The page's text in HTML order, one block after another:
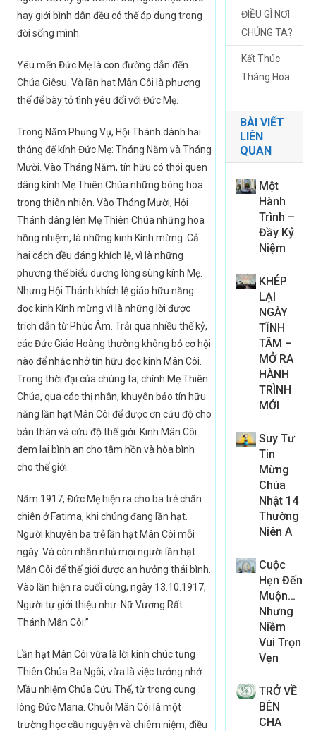
hay giới bình dân đều có thể áp dụng trong
đời sống mình.
Yêu mến Đức Mẹ là con đường dẫn đến
Chúa Giêsu. Và lần hạt Mân Côi là phương
thế để bày tỏ tình yêu đối với Đức Mẹ.
Trong Năm Phụng Vụ, Hội Thánh dành hai
tháng để kính Đức Mẹ: Tháng Năm và Tháng
Mười. Vào Tháng Năm, tín hữu có thói quen
dâng kính Mẹ Thiên Chúa những bông hoa
trong thiên nhiên. Vào Tháng Mười, Hội
Thánh dâng lên Mẹ Thiên Chúa những hoa
hồng nhiệm, là những kinh Kính mừng. Cả
hai cách đều đáng khích lệ, vì là những
phương thế biểu dương lòng sùng kính Mẹ.
Nhưng Hội Thánh khích lệ giáo hữu năng
đọc kinh Kính mừng vì là những lời được
trích dẫn từ Phúc Âm. Trải qua nhiều thế kỷ,
các Đức Giáo Hoàng thường không bỏ cơ hội
nào để nhắc nhở tín hữu đọc kinh Mân Côi.
Trong thời đại của chúng ta, chính Mẹ Thiên
Chúa, qua các thị nhân, khuyên bảo tín hữu
năng lần hạt Mân Côi để được ơn cứu độ cho
bản thân và cứu độ thế giới. Kinh Mân Côi
đem lại bình an cho tâm hồn và hòa bình
cho thế giới.
Năm 1917, Đức Mẹ hiện ra cho ba trẻ chăn
chiên ở Fatima, khi chúng đang lần hạt.
Người khuyên ba trẻ lần hạt Mân Côi mỗi
ngày. Và còn nhắn nhủ mọi người lần hạt
Mân Côi để thế giới được an hưởng thái bình.
Vào lần hiện ra cuối cùng, ngày 13.10.1917,
Người tự giới thiệu như: Nữ Vương Rất
Thánh Mân Côi.”
Lần hạt Mân Côi vừa là lời kinh chúc tụng
Thiên Chúa Ba Ngôi, vừa là việc tưởng nhớ
Mầu nhiệm Chúa Cứu Thế, từ trong cung
lòng Đức Maria. Chuỗi Mân Côi là một
trường học cầu nguyện và chiêm niệm, điều
ĐIỀU GÌ NƠI
CHÚNG TA?
Kết Thúc
Tháng Hoa
BÀI VIẾT
LIÊN
QUAN
Một
Hành
Trình –
Đầy Kỷ
Niệm
KHÉP
LẠI
NGÀY
TĨNH
TÂM –
MỞ RA
HÀNH
TRÌNH
MỚI
Suy Tư
Tin
Mừng
Chúa
Nhật 14
Thường
Niên A
Cuộc
Hẹn Đến
Muộn…
Nhưng
Niềm
Vui Trọn
Vẹn
TRỞ VỀ
BÊN
CHA